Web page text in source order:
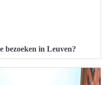
bezoeken in Leuven?